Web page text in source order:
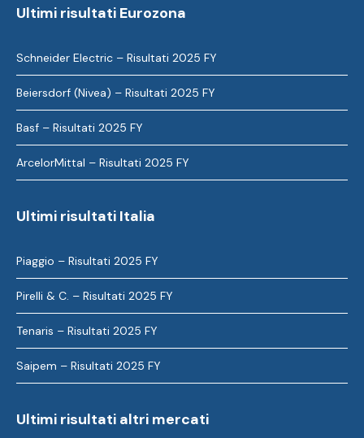
Ultimi risultati Eurozona
Schneider Electric – Risultati 2025 FY
Beiersdorf (Nivea) – Risultati 2025 FY
Basf – Risultati 2025 FY
ArcelorMittal – Risultati 2025 FY
Ultimi risultati Italia
Piaggio – Risultati 2025 FY
Pirelli & C. – Risultati 2025 FY
Tenaris – Risultati 2025 FY
Saipem – Risultati 2025 FY
Ultimi risultati altri mercati